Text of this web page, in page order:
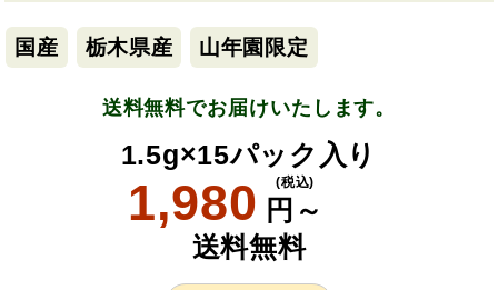
国産 栃木県産 山年園限定
送料無料でお届けいたします。
1.5g×15パック入り
1,980 円～
(税込)
送料無料